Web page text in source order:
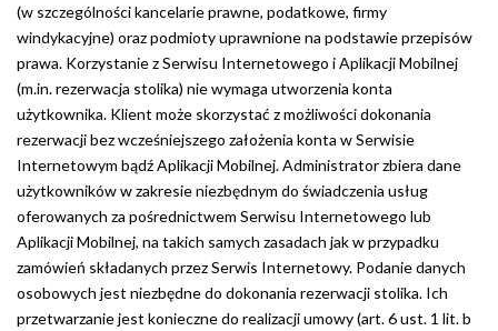
(w szczególności kancelarie prawne, podatkowe, firmy
windykacyjne) oraz podmioty uprawnione na podstawie przepisów
prawa. Korzystanie z Serwisu Internetowego i Aplikacji Mobilnej
(m.in. rezerwacja stolika) nie wymaga utworzenia konta
użytkownika. Klient może skorzystać z możliwości dokonania
rezerwacji bez wcześniejszego założenia konta w Serwisie
Internetowym bądź Aplikacji Mobilnej. Administrator zbiera dane
użytkowników w zakresie niezbędnym do świadczenia usług
oferowanych za pośrednictwem Serwisu Internetowego lub
Aplikacji Mobilnej, na takich samych zasadach jak w przypadku
zamówień składanych przez Serwis Internetowy. Podanie danych
osobowych jest niezbędne do dokonania rezerwacji stolika. Ich
przetwarzanie jest konieczne do realizacji umowy (art. 6 ust. 1 lit. b